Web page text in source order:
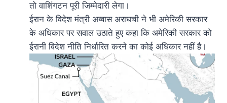
तो वाशिंगटन पूरी जिम्मेदारी लेगा।
ईरान के विदेश मंत्री अब्बास अराघची ने भी अमेरिकी सरकार
के अधिकार पर सवाल उठाते हुए कहा कि अमेरिकी सरकार को
ईरानी विदेश नीति निर्धारित करने का कोई अधिकार नहीं है।